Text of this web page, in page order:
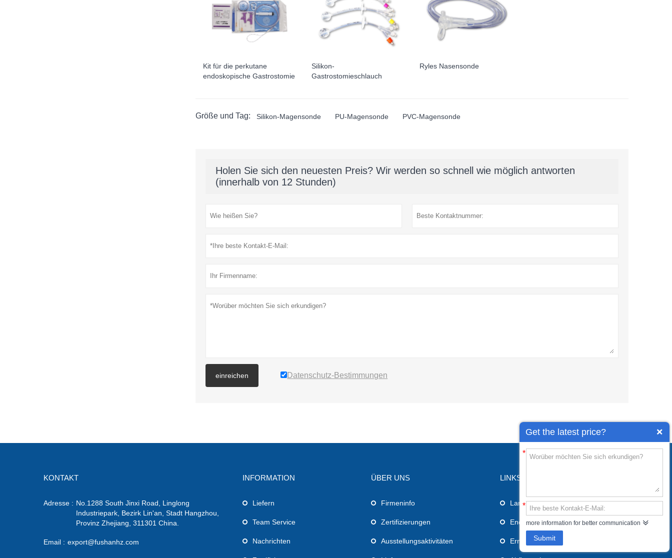
Get the latest price?
*
*
more information for better communication
Submit
Kit für die perkutane
endoskopische Gastrostomie
Silikon-
Gastrostomieschlauch
Ryles Nasensonde
Größe und Tag: Silikon-Magensonde PU-Magensonde PVC-Magensonde
Holen Sie sich den neuesten Preis? Wir werden so schnell wie möglich antworten
(innerhalb von 12 Stunden)
einreichen Datenschutz-Bestimmungen
KONTAKT
Adresse : No.1288 South Jinxi Road, Linglong
Industriepark, Bezirk Lin'an, Stadt Hangzhou,
Provinz Zhejiang, 311301 China.
Email : export@fushanhz.com
INFORMATION
Liefern
Team Service
Nachrichten
ÜBER UNS
Firmeninfo
Zertifizierungen
Ausstellungsaktivitäten
LINKS
Larynxmaske Atemweg
Endotrachealtubus
Ernährungssonde